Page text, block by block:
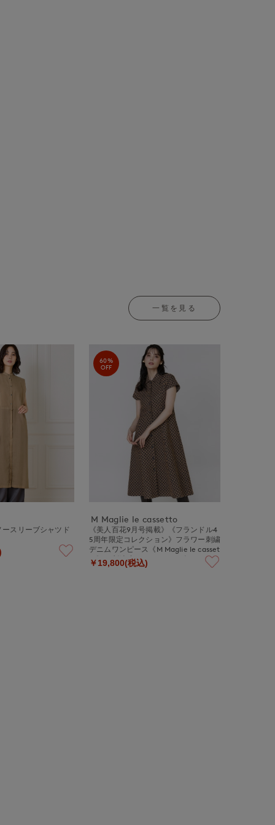
一覧を見る
スリーブシャツド
60%
OFF
M Maglie le cassetto
《美人百花9月号掲載》《フランドル4
5周年限定コレクション》フラワー刺繍
デニムワンピース《M Maglie le casset
to》｜刺繍映えデニムワンピ
￥19,800(税込)